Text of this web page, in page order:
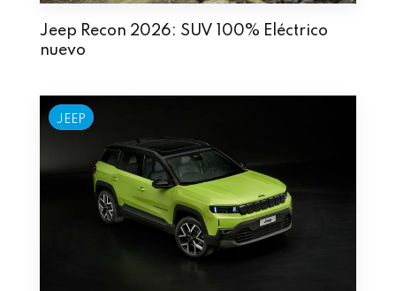
Jeep Recon 2026: SUV 100% Eléctrico
nuevo
JEEP